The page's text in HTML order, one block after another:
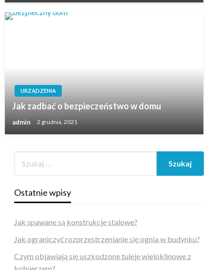
URZĄDZENIA
Jak zadbać o bezpieczeństwo w domu
admin 2 grudnia, 2021
Ostatnie wpisy
Jak spawane są konstrukcje stalowe?
Jak ograniczyć rozprzestrzenianie się ognia w budynku?
Czym objawiają się uszkodzone tuleje wieloklinowe z